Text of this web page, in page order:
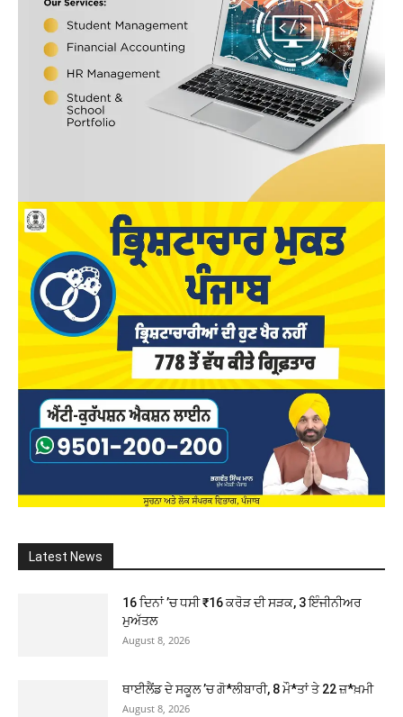
Latest News
16 ਦਿਨਾਂ ’ਚ ਧਸੀ ₹16 ਕਰੋੜ ਦੀ ਸੜਕ, 3 ਇੰਜੀਨੀਅਰ
ਮੁਅੱਤਲ
August 8, 2026
ਥਾਈਲੈਂਡ ਦੇ ਸਕੂਲ ’ਚ ਗੋ*ਲੀਬਾਰੀ, 8 ਮੌ*ਤਾਂ ਤੇ 22 ਜ਼*ਖ਼ਮੀ
August 8, 2026